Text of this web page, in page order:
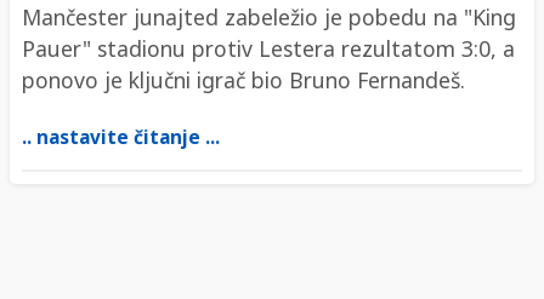
Mančester junajted zabeležio je pobedu na "King
Pauer" stadionu protiv Lestera rezultatom 3:0, a
ponovo je ključni igrač bio Bruno Fernandeš.
.. nastavite čitanje ...